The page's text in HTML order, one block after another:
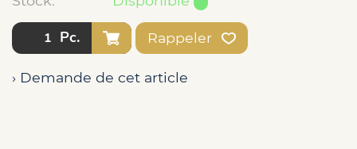
Pc. Rappeler
› Demande de cet article